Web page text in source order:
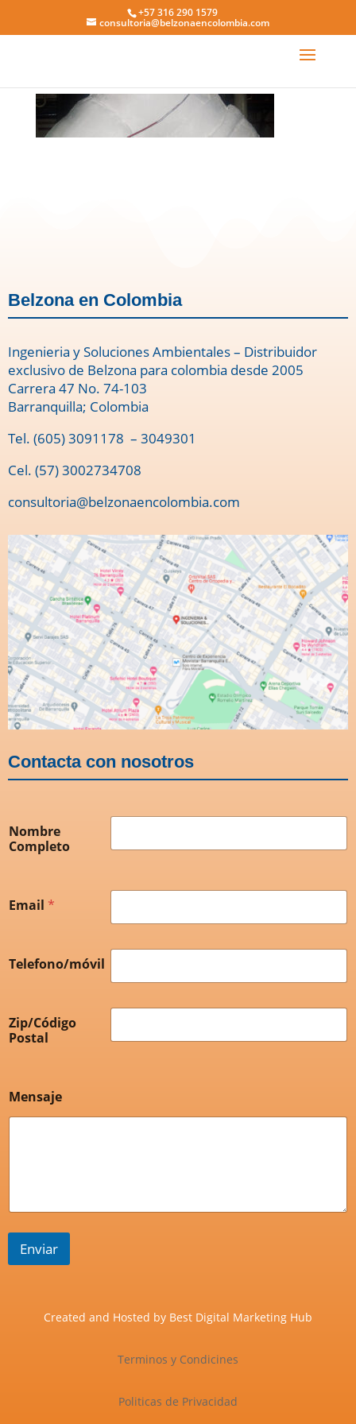
+57 316 290 1579
consultoria@belzonaencolombia.com
Belzona en Colombia
Ingenieria y Soluciones Ambientales – Distribuidor
exclusivo de Belzona para colombia desde 2005
Carrera 47 No. 74-103
Barranquilla; Colombia
Tel. (605) 3091178 – 3049301
Cel. (57) 3002734708
consultoria@belzonaencolombia.com
Contacta con nosotros
Nombre
Completo
Email *
Telefono/móvil
Zip/Código
Postal
Mensaje
Enviar
Created and Hosted by Best Digital Marketing Hub
Terminos y Condicines
Politicas de Privacidad